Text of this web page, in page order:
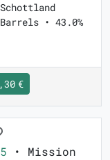
• 43.0%
€
• Mission